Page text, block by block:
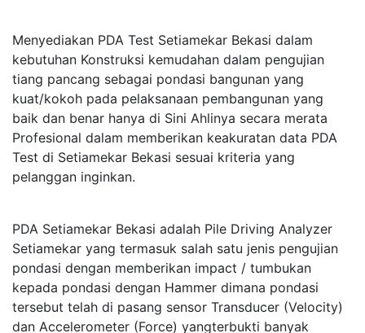
Menyediakan PDA Test Setiamekar Bekasi dalam
kebutuhan Konstruksi kemudahan dalam pengujian
tiang pancang sebagai pondasi bangunan yang
kuat/kokoh pada pelaksanaan pembangunan yang
baik dan benar hanya di Sini Ahlinya secara merata
Profesional dalam memberikan keakuratan data PDA
Test di Setiamekar Bekasi sesuai kriteria yang
pelanggan inginkan.
PDA Setiamekar Bekasi adalah Pile Driving Analyzer
Setiamekar yang termasuk salah satu jenis pengujian
pondasi dengan memberikan impact / tumbukan
kepada pondasi dengan Hammer dimana pondasi
tersebut telah di pasang sensor Transducer (Velocity)
dan Accelerometer (Force) yangterbukti banyak